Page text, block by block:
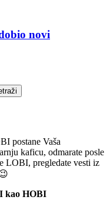
novi
postane Vaša
kaficu, odmarate posle
LOBI, pregledate vesti iz
kao HOBI